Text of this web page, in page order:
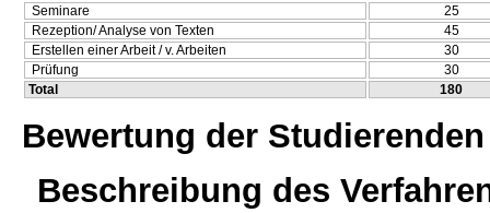
Seminare
25
Rezeption/ Analyse von Texten
45
Erstellen einer Arbeit / v. Arbeiten
30
Prüfung
30
Total
180
Bewertung der Studierenden
Beschreibung des